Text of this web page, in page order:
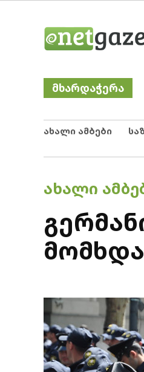
მხარდაჭერა
ახალი ამბები
POSTED
ᲐᲮᲐᲚᲘ